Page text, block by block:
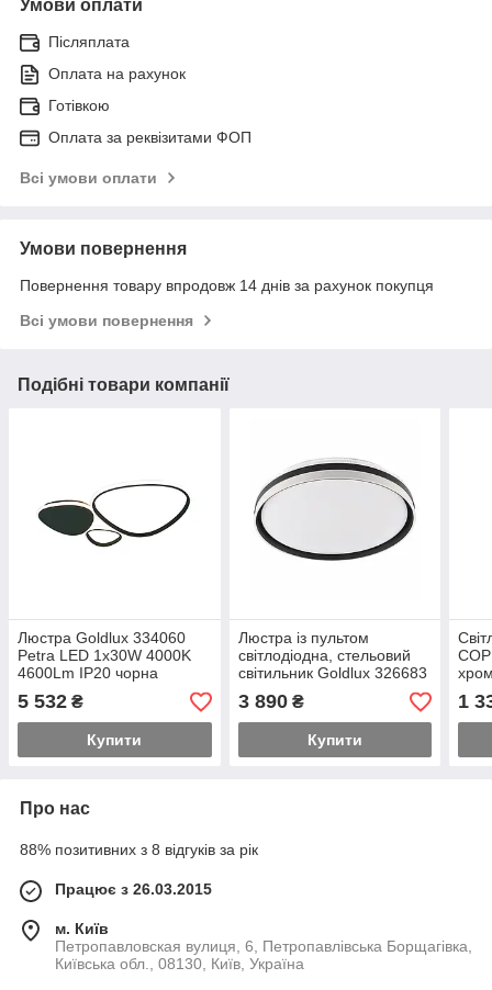
Умови оплати
Післяплата
Оплата на рахунок
Готівкою
Оплата за реквізитами ФОП
Всі умови оплати
Умови повернення
Повернення товару впродовж 14 днів за рахунок покупця
Всі умови повернення
Подібні товари компанії
Люстра Goldlux 334060
Petra LED 1x30W 4000K
4600Lm IP20 чорна
5 532 ₴
Купити
Люстра із пультом
світлодіодна, стельовий
світильник Goldlux 326683
Barbara LED 1x72W
3000K/4000K/6000K
8000Lm IP44 біла
3 890₴
Купити
1
Про нас
88% позитивних з 8 відгуків за рік
Працює з 26.03.2015
м. Київ
Петропавловская вулиця, 6, Петропавлівська Борщагівка,
Київська обл., 08130, Київ, Україна